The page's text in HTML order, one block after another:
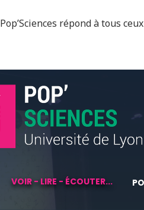
Pop’Sciences répond à tous
VOIR - LIRE - ÉCOUTER...